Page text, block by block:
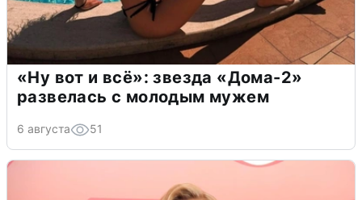
«Ну вот и всё»: звезда «Дома-2»
развелась с молодым мужем
6 августа 51